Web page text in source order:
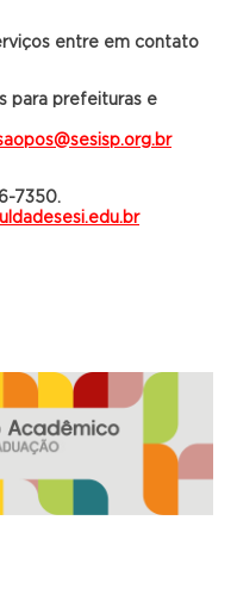
entre em contato
para prefeituras e
7350.